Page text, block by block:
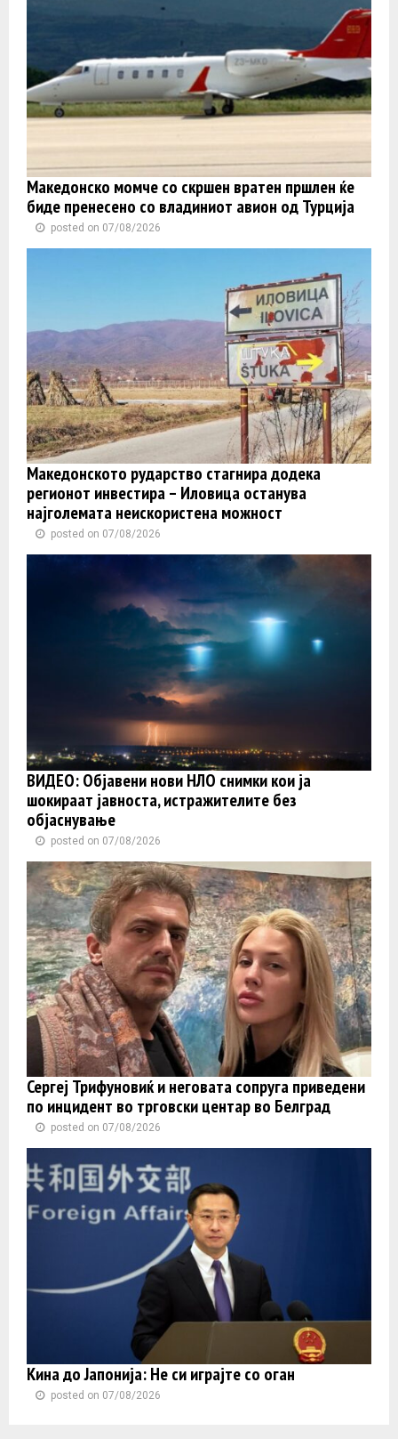
Македонско момче со скршен вратен пршлен ќе
биде пренесено со владиниот авион од Турција
posted on 07/08/2026
Македонското рударство стагнира додека
регионот инвестира – Иловица останува
најголемата неискористена можност
posted on 07/08/2026
ВИДЕО: Објавени нови НЛО снимки кои ја
шокираат јавноста, истражителите без
објаснување
posted on 07/08/2026
Сергеј Трифуновиќ и неговата сопруга приведени
по инцидент во трговски центар во Белград
posted on 07/08/2026
Кина до Јапонија: Не си играјте со оган
posted on 07/08/2026